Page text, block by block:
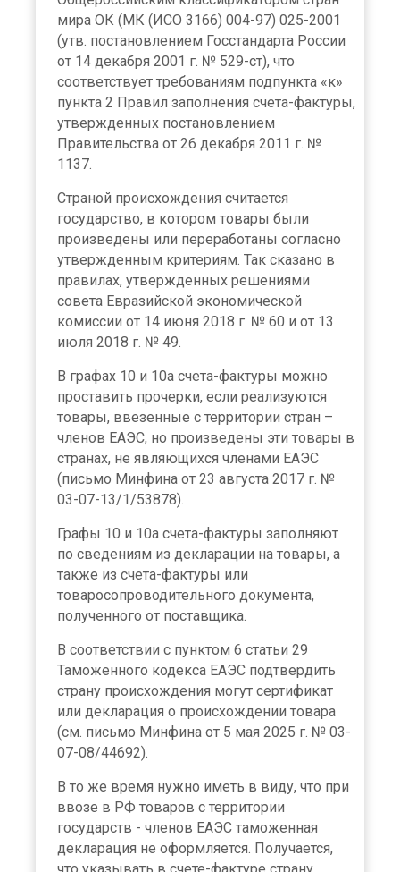
мира ОК (МК (ИСО 3166) 004-97) 025-2001
(утв. постановлением Госстандарта России
от 14 декабря 2001 г. № 529-ст), что
соответствует требованиям подпункта «к»
пункта 2 Правил заполнения счета-фактуры,
утвержденных постановлением
Правительства от 26 декабря 2011 г. №
1137.
Страной происхождения считается
государство, в котором товары были
произведены или переработаны согласно
утвержденным критериям. Так сказано в
правилах, утвержденных решениями
совета Евразийской экономической
комиссии от 14 июня 2018 г. № 60 и от 13
июля 2018 г. № 49.
В графах 10 и 10а счета-фактуры можно
проставить прочерки, если реализуются
товары, ввезенные с территории стран –
членов ЕАЭС, но произведены эти товары в
странах, не являющихся членами ЕАЭС
(письмо Минфина от 23 августа 2017 г. №
03-07-13/1/53878).
Графы 10 и 10а счета-фактуры заполняют
по сведениям из декларации на товары, а
также из счета-фактуры или
товаросопроводительного документа,
полученного от поставщика.
В соответствии с пунктом 6 статьи 29
Таможенного кодекса ЕАЭС подтвердить
страну происхождения могут сертификат
или декларация о происхождении товара
(см. письмо Минфина от 5 мая 2025 г. № 03-
07-08/44692).
В то же время нужно иметь в виду, что при
ввозе в РФ товаров с территории
государств - членов ЕАЭС таможенная
декларация не оформляется. Получается,
что указывать в счете-фактуре страну